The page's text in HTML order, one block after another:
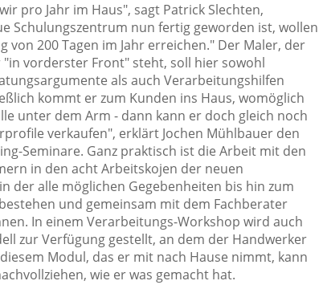
pro Jahr im Haus", sagt Patrick Slechten,
Schulungszentrum nun fertig geworden ist, wollen
von 200 Tagen im Jahr erreichen." Der Maler, der
vorderster Front" steht, soll hier sowohl
als auch Verarbeitungshilfen
kommt er zum Kunden ins Haus, womöglich
unter dem Arm - dann kann er doch gleich noch
verkaufen", erklärt Jochen Mühlbauer den
Seminare. Ganz praktisch ist die Arbeit mit den
in den acht Arbeitskojen der neuen
der alle möglichen Gegebenheiten bis hin zum
und gemeinsam mit dem Fachberater
In einem Verarbeitungs-Workshop wird auch
zur Verfügung gestellt, an dem der Handwerker
Modul, das er mit nach Hause nimmt, kann
wie er was gemacht hat.